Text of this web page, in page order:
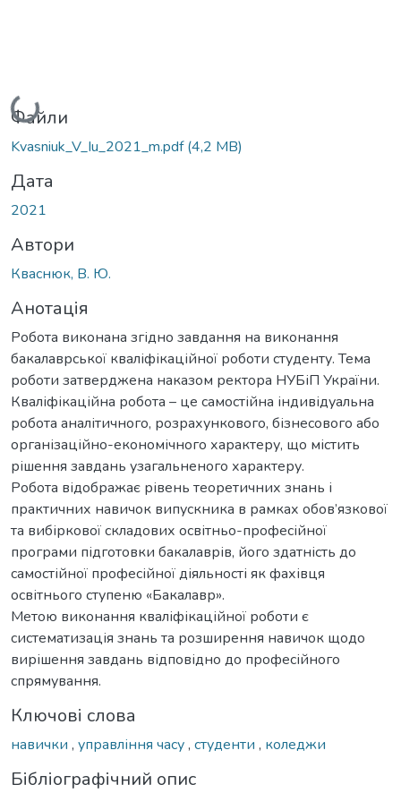
Вантажиться...
Файли
Kvasniuk_V_Iu_2021_m.pdf(4,2 MB)
Дата
2021
Автори
Кваснюк, В. Ю.
Анотація
Робота виконана згідно завдання на виконання
бакалаврської кваліфікаційної роботи студенту. Тема
роботи затверджена наказом ректора НУБіП України.
Кваліфікаційна робота – це самостійна індивідуальна
робота аналітичного, розрахункового, бізнесового або
організаційно-економічного характеру, що містить
рішення завдань узагальненого характеру.
Робота відображає рівень теоретичних знань і
практичних навичок випускника в рамках обов’язкової
та вибіркової складових освітньо-професійної
програми підготовки бакалаврів, його здатність до
самостійної професійної діяльності як фахівця
освітнього ступеню «Бакалавр».
Метою виконання кваліфікаційної роботи є
систематизація знань та розширення навичок щодо
вирішення завдань відповідно до професійного
спрямування.
Ключові слова
навички , управління часу, студенти , коледжи
Бібліографічний опис